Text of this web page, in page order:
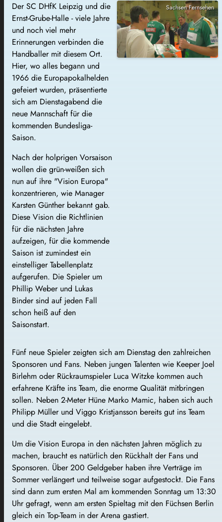
Der SC DHfK Leipzig und die
Ernst-Grube-Halle - viele Jahre
und noch viel mehr
Erinnerungen verbinden die
Handballer mit diesem Ort.
Hier, wo alles begann und
1966 die Europapokalhelden
gefeiert wurden, präsentierte
sich am Dienstagabend die
neue Mannschaft für die
kommenden Bundesliga-
Saison.
Nach der holprigen Vorsaison
wollen die grün-weißen sich
nun auf ihre "Vision Europa"
konzentrieren, wie Manager
Karsten Günther bekannt gab.
Diese Vision die Richtlinien
für die nächsten Jahre
aufzeigen, für die kommende
Saison ist zumindest ein
einstelliger Tabellenplatz
aufgerufen. Die Spieler um
Phillip Weber und Lukas
Binder sind auf jeden Fall
schon heiß auf den
Saisonstart.
Sachsen Fernsehen
Fünf neue Spieler zeigten sich am Dienstag den zahlreichen
Sponsoren und Fans. Neben jungen Talenten wie Keeper Joel
Birlehm oder Rückraumspieler Luca Witzke kommen auch
erfahrene Kräfte ins Team, die enorme Qualität mitbringen
sollen. Neben 2-Meter Hüne Marko Mamic, haben sich auch
Philipp Müller und Viggo Kristjansson bereits gut ins Team
und die Stadt eingelebt.
Um die Vision Europa in den nächsten Jahren möglich zu
machen, braucht es natürlich den Rückhalt der Fans und
Sponsoren. Über 200 Geldgeber haben ihre Verträge im
Sommer verlängert und teilweise sogar aufgestockt. Die Fans
sind dann zum ersten Mal am kommenden Sonntag um 13:30
Uhr gefragt, wenn am ersten Spieltag mit den Füchsen Berlin
gleich ein Top-Team in der Arena gastiert.